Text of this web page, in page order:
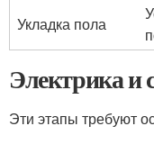
Укладка пола
Электрика и
Эти этапы требуют